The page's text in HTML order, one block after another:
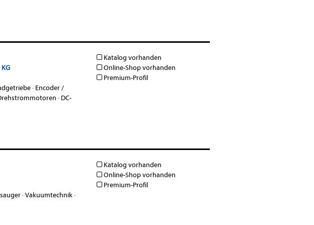
· Encoder /
· DC-
Katalog vorhanden
Online-Shop vorhanden
Premium-Profil
·Vakuumtechnik·
Katalog vorhanden
Online-Shop vorhanden
Premium-Profil